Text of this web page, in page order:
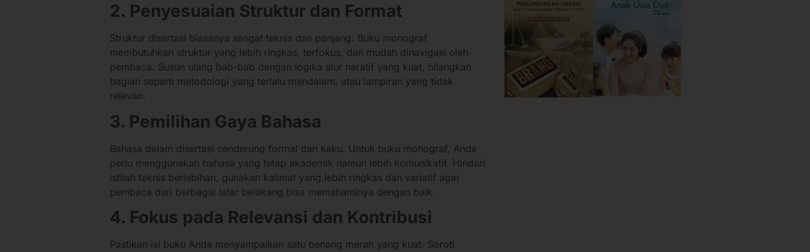
2. Penyesuaian Struktur dan Format
Struktur disertasi biasanya sangat teknis dan panjang. Buku monograf
membutuhkan struktur yang lebih ringkas, terfokus, dan mudah dinavigasi oleh
pembaca. Susun ulang bab-bab dengan logika alur naratif yang kuat, hilangkan
bagian seperti metodologi yang terlalu mendalam, atau lampiran yang tidak
relevan.
3. Pemilihan Gaya Bahasa
Bahasa dalam disertasi cenderung formal dan kaku. Untuk buku monograf, Anda
perlu menggunakan bahasa yang tetap akademik namun lebih komunikatif. Hindari
istilah teknis berlebihan, gunakan kalimat yang lebih ringkas dan variatif agar
pembaca dari berbagai latar belakang bisa memahaminya dengan baik.
4. Fokus pada Relevansi dan Kontribusi
Pastikan isi buku Anda menyampaikan satu benang merah yang kuat. Soroti